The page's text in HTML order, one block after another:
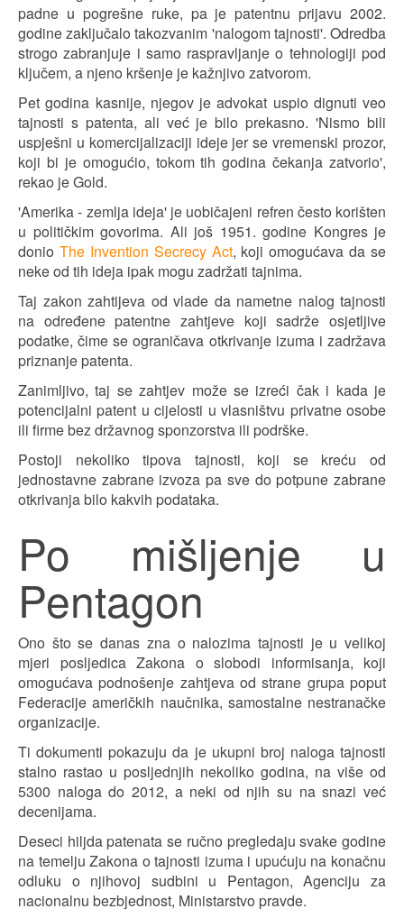
padne u pogrešne ruke, pa je patentnu prijavu 2002.
godine zaključalo takozvanim 'nalogom tajnosti'. Odredba
strogo zabranjuje i samo raspravljanje o tehnologiji pod
ključem, a njeno kršenje je kažnjivo zatvorom.
Pet godina kasnije, njegov je advokat uspio dignuti veo
tajnosti s patenta, ali već je bilo prekasno. 'Nismo bili
uspješni u komercijalizaciji ideje jer se vremenski prozor,
koji bi je omogućio, tokom tih godina čekanja zatvorio',
rekao je Gold.
'Amerika - zemlja ideja' je uobičajeni refren često korišten
u političkim govorima. Ali još 1951. godine Kongres je
donio The Invention Secrecy Act, koji omogućava da se
neke od tih ideja ipak mogu zadržati tajnima.
Taj zakon zahtijeva od vlade da nametne nalog tajnosti
na određene patentne zahtjeve koji sadrže osjetljive
podatke, čime se ograničava otkrivanje izuma i zadržava
priznanje patenta.
Zanimljivo, taj se zahtjev može se izreći čak i kada je
potencijalni patent u cijelosti u vlasništvu privatne osobe
ili firme bez državnog sponzorstva ili podrške.
Postoji nekoliko tipova tajnosti, koji se kreću od
jednostavne zabrane izvoza pa sve do potpune zabrane
otkrivanja bilo kakvih podataka.
Po mišljenje u
Pentagon
Ono što se danas zna o nalozima tajnosti je u velikoj
mjeri posljedica Zakona o slobodi informisanja, koji
omogućava podnošenje zahtjeva od strane grupa poput
Federacije američkih naučnika, samostalne nestranačke
organizacije.
Ti dokumenti pokazuju da je ukupni broj naloga tajnosti
stalno rastao u posljednjih nekoliko godina, na više od
5300 naloga do 2012, a neki od njih su na snazi već
decenijama.
Deseci hiljda patenata se ručno pregledaju svake godine
na temelju Zakona o tajnosti izuma i upućuju na konačnu
odluku o njihovoj sudbini u Pentagon, Agenciju za
nacionalnu bezbjednost, Ministarstvo pravde.